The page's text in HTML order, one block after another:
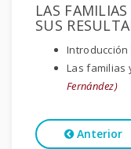
LAS
SUS
Introducción
Las
Fernández)
Anterior